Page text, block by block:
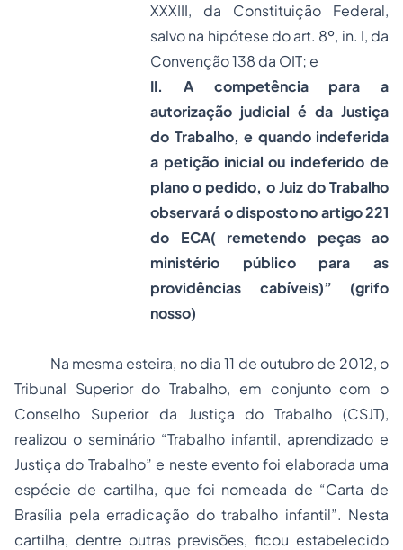
XXXIII, da Constituição Federal,
salvo na hipótese do art. 8º, in. I, da
Convenção 138 da OIT; e
II. A competência para a
autorização judicial é da Justiça
do Trabalho, e quando indeferida
a petição inicial ou indeferido de
plano o pedido, o Juiz do Trabalho
observará o disposto no artigo 221
do ECA( remetendo peças ao
ministério público para as
providências cabíveis)” (grifo
nosso)
Na mesma esteira, no dia 11 de outubro de 2012, o
Tribunal Superior do Trabalho, em conjunto com o
Conselho Superior da Justiça do Trabalho (CSJT),
realizou o seminário “Trabalho infantil, aprendizado e
Justiça do Trabalho” e neste evento foi elaborada uma
espécie de cartilha, que foi nomeada de “Carta de
Brasília pela erradicação do trabalho infantil”. Nesta
cartilha, dentre outras previsões, ficou estabelecido